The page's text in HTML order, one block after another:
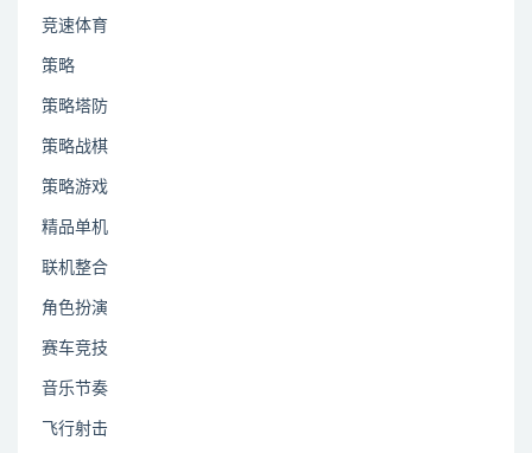
竞速体育
策略
策略塔防
策略战棋
策略游戏
精品单机
联机整合
角色扮演
赛车竞技
音乐节奏
飞行射击